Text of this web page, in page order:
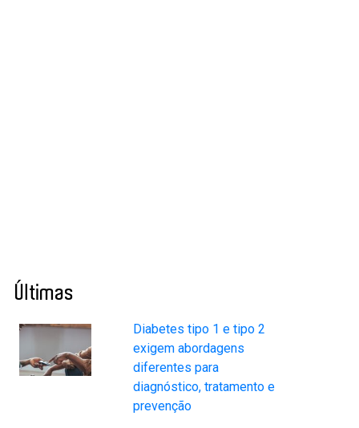
Últimas
Diabetes tipo 1 e tipo 2
exigem abordagens
diferentes para
diagnóstico, tratamento e
prevenção